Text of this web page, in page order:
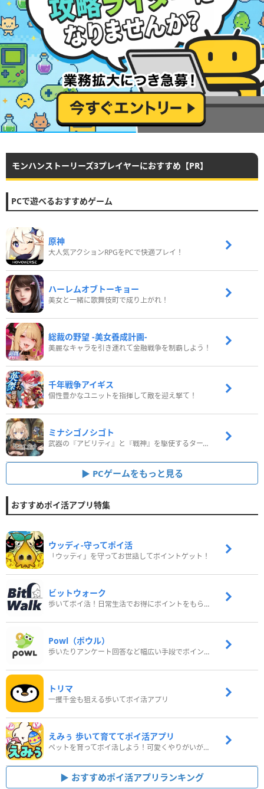
モンハンストーリーズ3プレイヤーにおすすめ【PR】
PCで遊べるおすすめゲーム
原神
大人気アクションRPGをPCで快適プレイ！
ハーレムオブトーキョー
美女と一緒に歌舞伎町で成り上がれ！
総裁の野望 -美女養成計画-
美麗なキャラを引き連れて金融戦争を制覇しよう！
千年戦争アイギス
個性豊かなユニットを指揮して敵を迎え撃て！
ミナシゴノシゴト
武器の『アビリティ』と『戦神』を駆使するターン制コマンドバトルRPG！
PCゲームをもっと見る
おすすめポイ活アプリ特集
ウッディ‐守ってポイ活
「ウッディ」を守ってお世話してポイントゲット！
ビットウォーク
歩いてポイ活！日常生活でお得にポイントをもらおう
Powl（ポウル）
歩いたりアンケート回答など幅広い手段でポイントをゲット
トリマ
一攫千金も狙える歩いてポイ活アプリ
えみぅ 歩いて育ててポイ活アプリ
ペットを育ってポイ活しよう！可愛くやりがいがある新感覚アプリ
おすすめポイ活アプリランキング